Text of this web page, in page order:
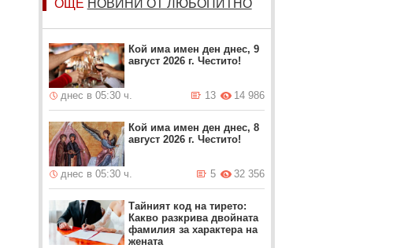
ОЩЕ НОВИНИ ОТ ЛЮБОПИТНО
Кой има имен ден днес, 9
август 2026 г. Честито!
днес в 05:30 ч. 14 986
13
Кой има имен ден днес, 8
август 2026 г. Честито!
днес в 05:30 ч. 32 356
5
Тайният код на тирето:
Какво разкрива двойната
фамилия за характера на
жената